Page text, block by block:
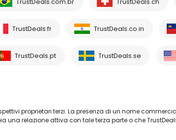
TrustDeals.fr TrustDeals.co.in
TrustDeals.pt TrustDeals.se
proprietari terzi. La presenza di un nome
relazione attiva con tale terza parte o che